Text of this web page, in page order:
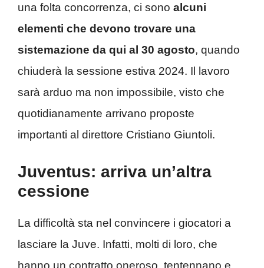
una folta concorrenza, ci sono alcuni
elementi che devono trovare una
sistemazione da qui al 30 agosto, quando
chiuderà la sessione estiva 2024. Il lavoro
sarà arduo ma non impossibile, visto che
quotidianamente arrivano proposte
importanti al direttore Cristiano Giuntoli.
Juventus: arriva un’altra
cessione
La difficoltà sta nel convincere i giocatori a
lasciare la Juve. Infatti, molti di loro, che
hanno un contratto oneroso, tentennano e